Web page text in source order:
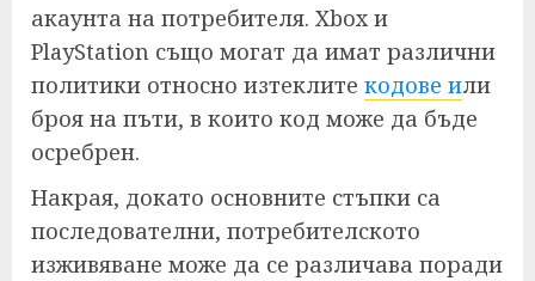
акаунта на потребителя. Xbox и
PlayStation също могат да имат различни
политики относно изтеклите кодове или
броя на пъти, в които код може да бъде
осребрен.
Накрая, докато основните стъпки са
последователни, потребителското
изживяване може да се различава поради